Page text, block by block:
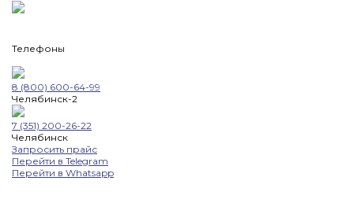
Телефоны
8 (800) 600-64-99
Челябинск-2
7 (351) 200-26-22
Челябинск
Запросить прайс
Перейти в Telegram
Перейти в Whatsapp